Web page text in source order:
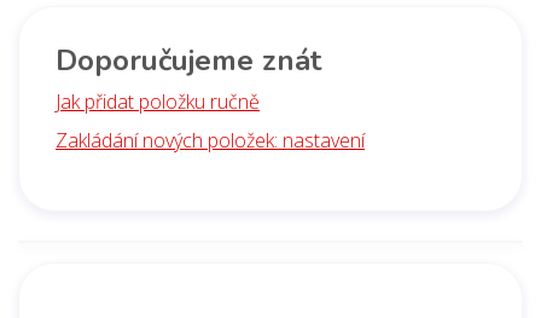
Doporučujeme znát
Jak přidat položku ručně
Zakládání nových položek: nastavení